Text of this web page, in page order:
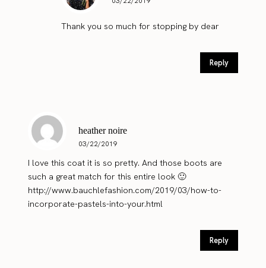
Thank you so much for stopping by dear
Reply
heather noire
03/22/2019
I love this coat it is so pretty. And those boots are
such a great match for this entire look 🙂
http://www.bauchlefashion.com/2019/03/how-to-
incorporate-pastels-into-your.html
Reply